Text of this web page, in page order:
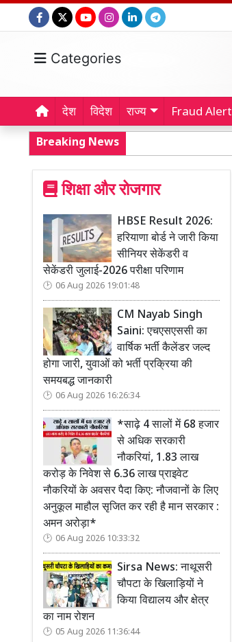
Categories
देश विदेश राज्य Fraud Alert
Breaking News
शिक्षा और रोजगार
HBSE Result 2026:
हरियाणा बोर्ड ने जारी किया
सीनियर सेकेंडरी व
सेकेंडरी जुलाई-2026 परीक्षा परिणाम
06 Aug 2026 19:01:48
CM Nayab Singh
Saini: एचएसएससी का
वार्षिक भर्ती कैलेंडर जल्द
होगा जारी, युवाओं को भर्ती प्रक्रिया की
समयबद्ध जानकारी
06 Aug 2026 16:26:34
*साढ़े 4 सालों में 68 हजार
से अधिक सरकारी
नौकरियां, 1.83 लाख
करोड़ के निवेश से 6.36 लाख प्राइवेट
नौकरियों के अवसर पैदा किए: नौजवानों के लिए
अनुकूल माहौल सृजित कर रही है मान सरकार :
अमन अरोड़ा*
06 Aug 2026 10:33:32
Sirsa News: नाथूसरी
चौपटा के खिलाड़ियों ने
किया विद्यालय और क्षेत्र
का नाम रोशन
05 Aug 2026 11:36:44